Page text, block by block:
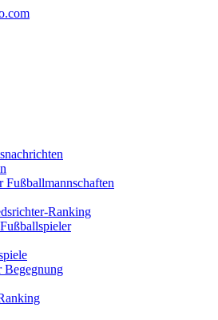
Fußballmannschaften
Ranking
Begegnung